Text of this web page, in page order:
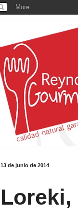
13 de junio de 2014